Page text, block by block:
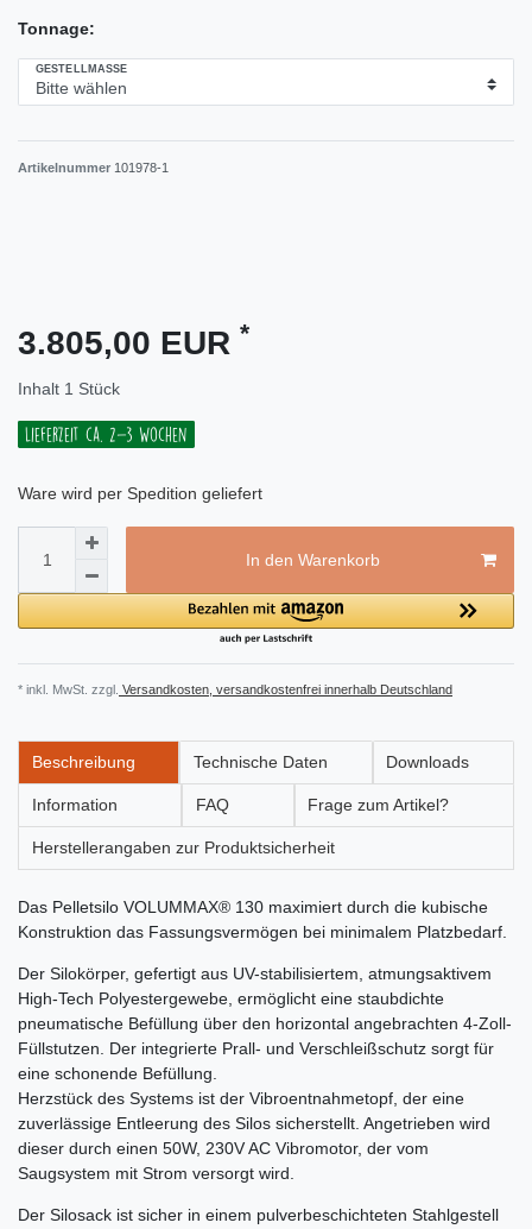
Tonnage:
GESTELLMASSE
Artikelnummer 101978-1
3.805,00 EUR *
Inhalt 1 Stück
Lieferzeit ca. 2-3 Wochen
Ware wird per Spedition geliefert
In den Warenkorb
* inkl. MwSt. zzgl. Versandkosten, versandkostenfrei innerhalb Deutschland
Beschreibung Technische Daten Downloads
Information FAQ Frage zum Artikel?
Herstellerangaben zur Produktsicherheit
Das Pelletsilo VOLUMMAX® 130 maximiert durch die kubische
Konstruktion das Fassungsvermögen bei minimalem Platzbedarf.
Der Silokörper, gefertigt aus UV-stabilisiertem, atmungsaktivem
High-Tech Polyestergewebe, ermöglicht eine staubdichte
pneumatische Befüllung über den horizontal angebrachten 4-Zoll-
Füllstutzen. Der integrierte Prall- und Verschleißschutz sorgt für
eine schonende Befüllung.
Herzstück des Systems ist der Vibroentnahmetopf, der eine
zuverlässige Entleerung des Silos sicherstellt. Angetrieben wird
dieser durch einen 50W, 230V AC Vibromotor, der vom
Saugsystem mit Strom versorgt wird.
Der Silosack ist sicher in einem pulverbeschichteten Stahlgestell